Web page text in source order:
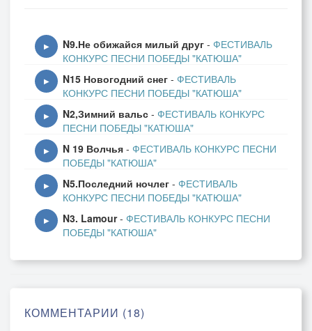
На карту жизнь поставил,
Потом ушëл, оставив
Еë на крашеном сукне,
И шут бы с ней -
Я так решил.
2 куплет
Собираю я с трудом "фулл-хаус"
И с душою в пятках пру ва-банк
И ещё придумал ноу-хау,
Да не вспомню, вот, никак
Припев 2
А что был за рисунок
Уже не помню, хоть убей!
▶ N9.Не обижайся милый друг - ФЕСТИВАЛЬ
КОНКУРС ПЕСНИ ПОБЕДЫ "КАТЮША"
▶ N15 Новогодний снег - ФЕСТИВАЛЬ
КОНКУРС ПЕСНИ ПОБЕДЫ "КАТЮША"
▶ N2,Зимний вальс - ФЕСТИВАЛЬ КОНКУРС
ПЕСНИ ПОБЕДЫ "КАТЮША"
▶ N 19 Волчья - ФЕСТИВАЛЬ КОНКУРС ПЕСНИ
ПОБЕДЫ "КАТЮША"
▶ N5.Последний ночлег - ФЕСТИВАЛЬ
КОНКУРС ПЕСНИ ПОБЕДЫ "КАТЮША"
▶ N3. Lamour- ФЕСТИВАЛЬ КОНКУРС ПЕСНИ
ПОБЕДЫ "КАТЮША"
КОММЕНТАРИИ (18)